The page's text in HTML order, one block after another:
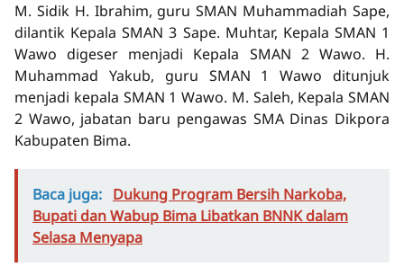
M. Sidik H. Ibrahim, guru SMAN Muhammadiah Sape,
dilantik Kepala SMAN 3 Sape. Muhtar, Kepala SMAN 1
Wawo digeser menjadi Kepala SMAN 2 Wawo. H.
Muhammad Yakub, guru SMAN 1 Wawo ditunjuk
menjadi kepala SMAN 1 Wawo. M. Saleh, Kepala SMAN
2 Wawo, jabatan baru pengawas SMA Dinas Dikpora
Kabupaten Bima.
Baca juga: Dukung Program Bersih Narkoba,
Bupati dan Wabup Bima Libatkan BNNK dalam
Selasa Menyapa